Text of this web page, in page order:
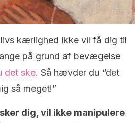
kærlighed ikke vil få dig til
på grund af bevægelse
det ske. Så hævder du “det
så meget!”
dig, vil ikke manipulere